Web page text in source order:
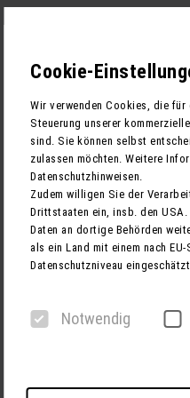
1 RECHNUNGSADRESSE
2 TEILNEHMER
3 BUCHUNG
1. Rechnungsadresse
Cookie-
Wir verwenden Cookies, die
Steuerung unserer
sind. Sie können selbst
zulassen möchten. Weitere
Datenschutzhinweisen.
Zudem willigen Sie der
Drittstaaten ein, insb. den
Daten an dortige Behörden
als ein Land mit einem nach
Datenschutzniveau
Notwendig